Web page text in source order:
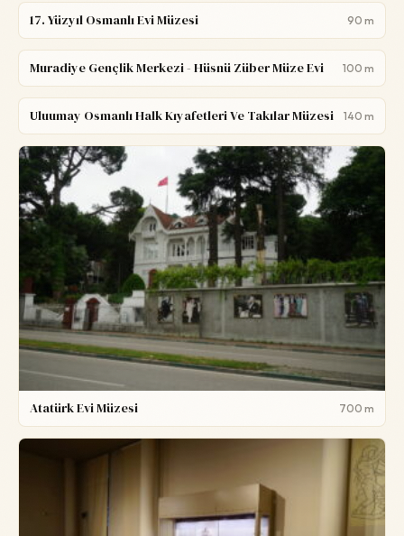
17. Yüzyıl Osmanlı Evi Müzesi 90 m
Muradiye Gençlik Merkezi - Hüsnü Züber Müze Evi 100 m
Uluumay Osmanlı Halk Kıyafetleri Ve Takılar Müzesi 140 m
Atatürk Evi Müzesi 700 m